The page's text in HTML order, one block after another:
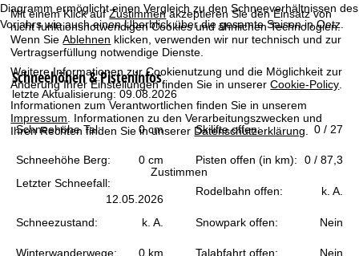
Mit einem Klick aufZustimmenakzeptieren Sie den Einsatz von
nicht funktionsnotwendigen Cookies und ähnlichen Technologien.
Wenn SieAblehnen klicken, verwenden wir nur technisch und zur
Vertragserfüllung notwendige Dienste.
Weitere Informationen zur Cookienutzung und die Möglichkeit zur
Änderung Ihrer Einstellungen finden Sie in unsererCookie-Policy
Informationen zum Verantwortlichen finden Sie in unserem
Impressum . Informationen zu den Verarbeitungszwecken und
Ihren Rechten finden Sie in unserer Datenschutzerklärung
Zustimmen
s
e
i
t
Diagramm ermöglicht einen Vergleich zu den Schneeverhältnissen des
Vorjahrs wie auch einen Überblick über die gesamte Saison in Oetz.
Schneehöhen & Pisteninfos
letzte Aktualisierung: 09.08.2026
Schneehöhe Tal: 0 cm Skilifte offen: 0 / 27
Schneehöhe Berg: 0 cm Pisten offen (in km):
0 / 87,3
Letzter Schneefall:
12.05.2026
Rodelbahn offen: k. A.
Schneezustand: k. A. Snowpark offen: Nein
Winterwanderwege: 0 km Talabfahrt offen: Nein